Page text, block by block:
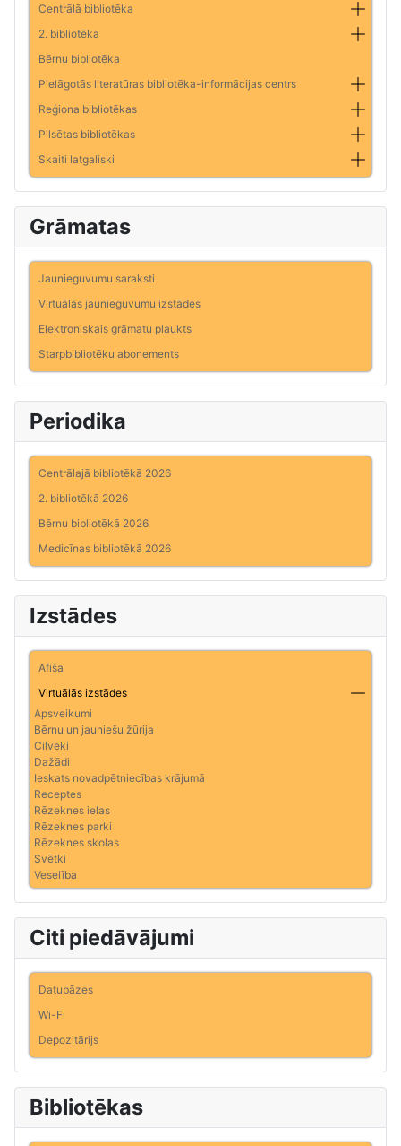
Centrālā bibliotēka
2. bibliotēka
Bērnu bibliotēka
Pielāgotās literatūras bibliotēka-informācijas centrs
Reģiona bibliotēkas
Pilsētas bibliotēkas
Skaiti latgaliski
Grāmatas
Jaunieguvumu saraksti
Virtuālās jaunieguvumu izstādes
Elektroniskais grāmatu plaukts
Starpbibliotēku abonements
Periodika
Centrālajā bibliotēkā 2026
2. bibliotēkā 2026
Bērnu bibliotēkā 2026
Medicīnas bibliotēkā 2026
Izstādes
Afiša
Virtuālās izstādes
Apsveikumi
Bērnu un jauniešu žūrija
Cilvēki
Dažādi
Ieskats novadpētniecības krājumā
Receptes
Rēzeknes ielas
Rēzeknes parki
Rēzeknes skolas
Svētki
Veselība
Citi piedāvājumi
Datubāzes
Wi-Fi
Depozitārijs
Bibliotēkas